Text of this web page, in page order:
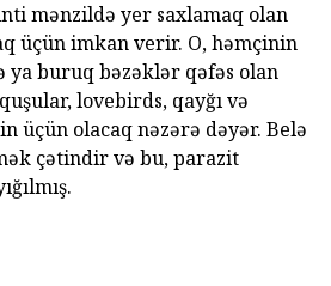
mənzildə yer saxlamaq olan
üçün imkan verir. O, həmçinin
ya buruq bəzəklər qəfəs olan
lovebirds, qayğı və
üçün olacaq nəzərə dəyər. Belə
çətindir və bu, parazit